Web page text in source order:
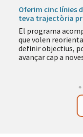
Oferim cinc línies
teva trajectòria
El programa
que volen
definir objectius,
avançar cap a